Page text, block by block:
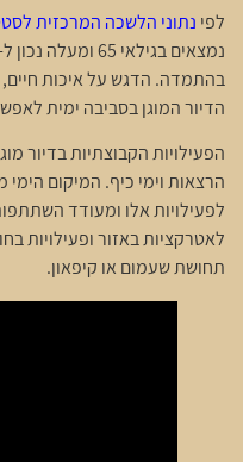
לפי נתוני הלשכה המרכזית
בהתמדה. הדגש על איכות
הדיור המוגן בסביבה ימית
הפעילויות הקבוצתיות בדיור
הרצאות וימי כיף. המיקום
לפעילויות אלו ומעודד
לאטרקציות באזור ופעילויות
תחושת שעמום או קיפאון.